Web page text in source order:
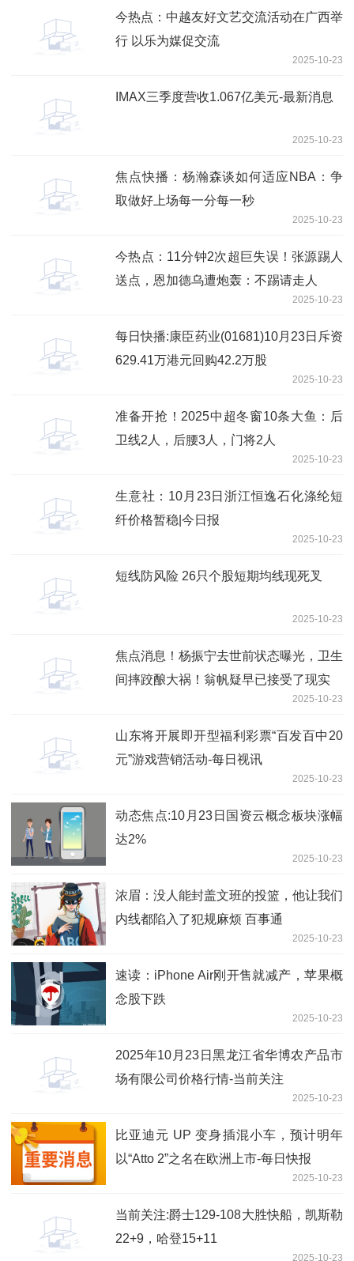
今热点：中越友好文艺交流活动在广西举
行 以乐为媒促交流
2025-10-23
IMAX三季度营收1.067亿美元-最新消息
2025-10-23
焦点快播：杨瀚森谈如何适应NBA：争
取做好上场每一分每一秒
2025-10-23
今热点：11分钟2次超巨失误！张源踢人
送点，恩加德乌遭炮轰：不踢请走人
2025-10-23
每日快播:康臣药业(01681)10月23日斥资
629.41万港元回购42.2万股
2025-10-23
准备开抢！2025中超冬窗10条大鱼：后
卫线2人，后腰3人，门将2人
2025-10-23
生意社：10月23日浙江恒逸石化涤纶短
纤价格暂稳|今日报
2025-10-23
短线防风险 26只个股短期均线现死叉
2025-10-23
焦点消息！杨振宁去世前状态曝光，卫生
间摔跤酿大祸！翁帆疑早已接受了现实
2025-10-23
山东将开展即开型福利彩票“百发百中20
元”游戏营销活动-每日视讯
2025-10-23
动态焦点:10月23日国资云概念板块涨幅
达2%
2025-10-23
浓眉：没人能封盖文班的投篮，他让我们
内线都陷入了犯规麻烦 百事通
2025-10-23
速读：iPhone Air刚开售就减产，苹果概
念股下跌
2025-10-23
2025年10月23日黑龙江省华博农产品市
场有限公司价格行情-当前关注
2025-10-23
比亚迪元 UP 变身插混小车，预计明年
以“Atto 2”之名在欧洲上市-每日快报
2025-10-23
当前关注:爵士129-108大胜快船，凯斯勒
22+9，哈登15+11
2025-10-23